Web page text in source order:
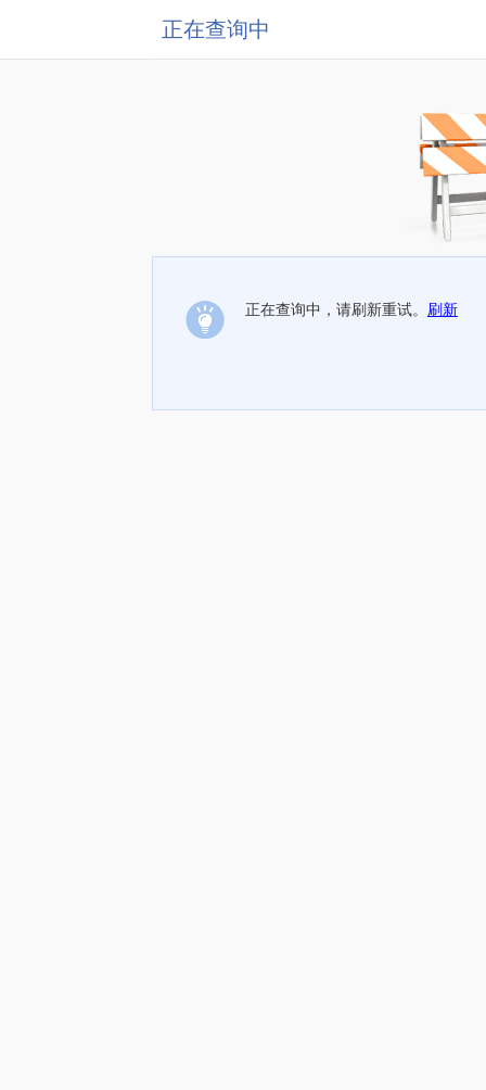
正在查询中
正在查询中，请刷新重试。 刷新